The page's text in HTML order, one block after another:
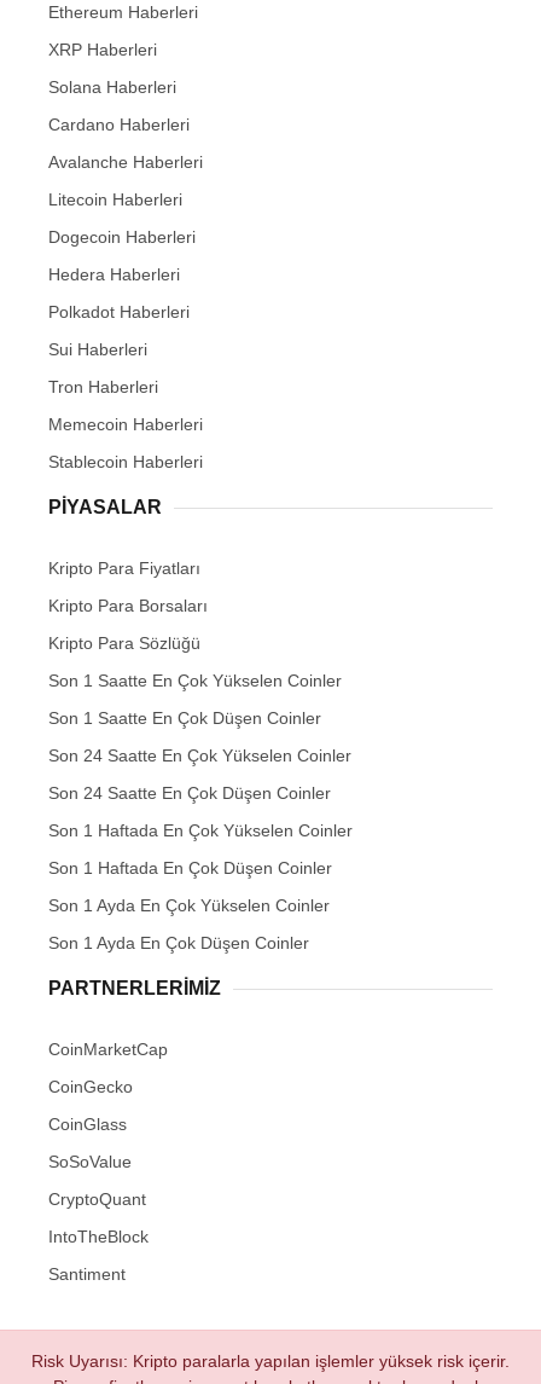
Ethereum Haberleri
XRP Haberleri
Solana Haberleri
Cardano Haberleri
Avalanche Haberleri
Litecoin Haberleri
Dogecoin Haberleri
Hedera Haberleri
Polkadot Haberleri
Sui Haberleri
Tron Haberleri
Memecoin Haberleri
Stablecoin Haberleri
PIYASALAR
Kripto Para Fiyatları
Kripto Para Borsaları
Kripto Para Sözlüğü
Son 1 Saatte En Çok Yükselen Coinler
Son 1 Saatte En Çok Düşen Coinler
Son 24 Saatte En Çok Yükselen Coinler
Son 24 Saatte En Çok Düşen Coinler
Son 1 Haftada En Çok Yükselen Coinler
Son 1 Haftada En Çok Düşen Coinler
Son 1 Ayda En Çok Yükselen Coinler
Son 1 Ayda En Çok Düşen Coinler
PARTNERLERIMIZ
CoinMarketCap
CoinGecko
CoinGlass
SoSoValue
CryptoQuant
IntoTheBlock
Santiment
Risk Uyarısı: Kripto paralarla yapılan işlemler yüksek risk içerir.